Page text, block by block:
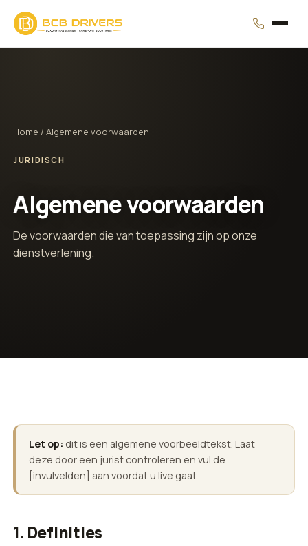
Home / Algemene voorwaarden
JURIDISCH
Algemene voorwaarden
De voorwaarden die van toepassing zijn op onze
dienstverlening.
Let op: dit is een algemene voorbeeldtekst. Laat
deze door een jurist controleren en vul de
[invulvelden] aan voordat u live gaat.
1. Definities